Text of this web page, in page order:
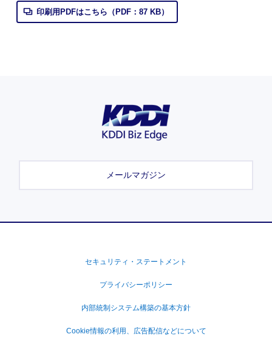
印刷用PDFはこちら（PDF：87 KB）
メールマガジン
セキュリティ・ステートメント
プライバシーポリシー
内部統制システム構築の基本方針
Cookie情報の利用、広告配信などについて